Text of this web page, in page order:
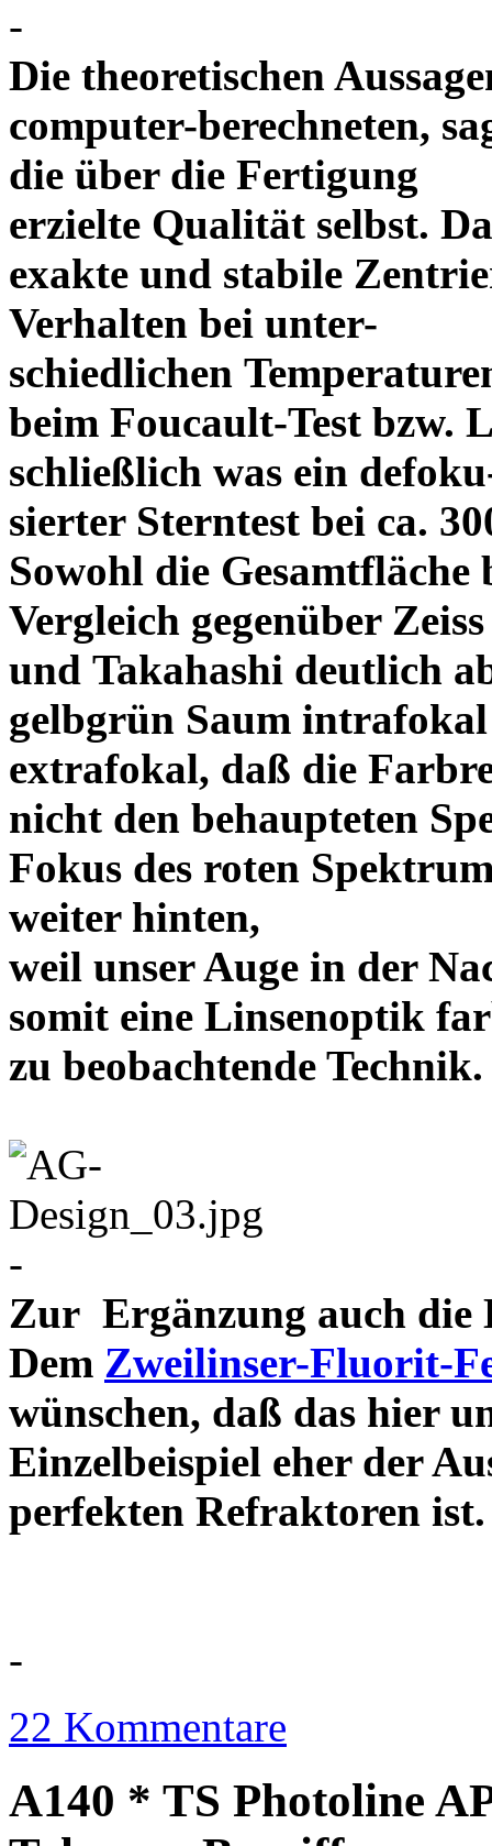
-
Die theoretischen
computer-berechneten,
die über die Fertigung
erzielte Qualität selbst.
exakte und stabile
Verhalten bei unter-
schiedlichen
beim Foucault-Test bzw.
schließlich was ein
sierter Sterntest bei ca.
Sowohl die
Vergleich gegenüber Zeiss
und Takahashi deutlich
gelbgrün Saum
extrafokal, daß die
nicht den behaupteten
Fokus des roten
weiter hinten,
weil unser Auge in der
somit eine Linsenoptik
zu beobachtende
-
Zur Ergänzung auch die
Dem Zweilinser-Fluorit-
wünschen, daß das hier
Einzelbeispiel eher der
perfekten
-
22 Kommentare
A140 * TS Photoline